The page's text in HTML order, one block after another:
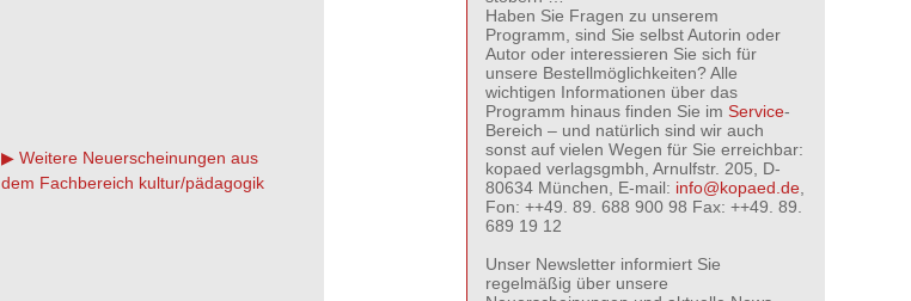
Weitere Neuerscheinungen aus
dem Fachbereich kultur/pädagogik
Haben Sie Fragen zu unserem
Programm, sind Sie selbst Autorin oder
Autor oder interessieren Sie sich für
unsere Bestellmöglichkeiten? Alle
wichtigen Informationen über das
Programm hinaus finden Sie im Service-
Bereich – und natürlich sind wir auch
sonst auf vielen Wegen für Sie erreichbar:
kopaed verlagsgmbh, Arnulfstr. 205, D-
80634 München, E-mail: info@kopaed.de
Fon: ++49. 89. 688 900 98 Fax: ++49. 89.
689 19 12
Unser Newsletter informiert Sie
regelmäßig über unsere